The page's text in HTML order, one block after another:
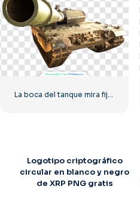
Logotipo criptográfico
circular en blanco y negro
de XRP PNG gratis